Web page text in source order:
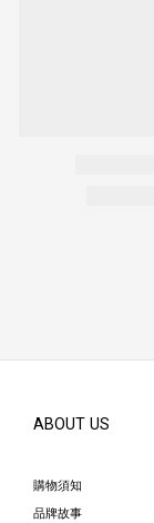
ABOUT US
購物須知
品牌故事